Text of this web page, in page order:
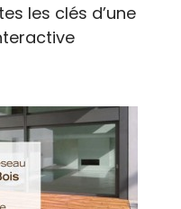
les clés d’une